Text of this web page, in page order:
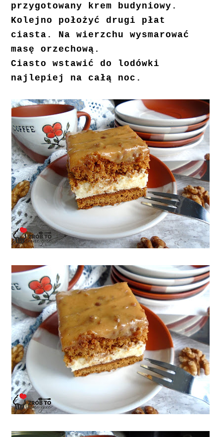
przygotowany krem budyniowy.
Kolejno położyć drugi płat
ciasta. Na wierzchu wysmarować
masę orzechową.
Ciasto wstawić do lodówki
najlepiej na całą noc.